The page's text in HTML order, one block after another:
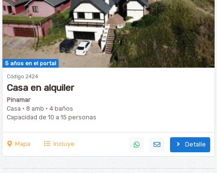
5 años en el portal
Código 2424
Casa en alquiler
Pinamar
Casa · 8 amb · 4 baños
Capacidad de 10 a 15 personas
Mapa Incluye Detalle